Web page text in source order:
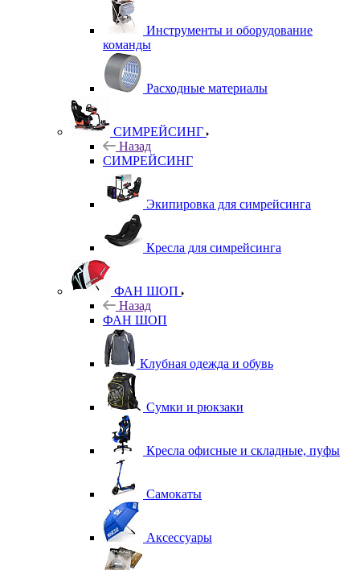
Инструменты и оборудование
команды
Расходные материалы
СИМРЕЙСИНГ
Назад
СИМРЕЙСИНГ
Экипировка для симрейсинга
Кресла для симрейсинга
ФАН ШОП
Назад
ФАН ШОП
Клубная одежда и обувь
Сумки и рюкзаки
Кресла офисные и складные, пуфы
Самокаты
Аксессуары